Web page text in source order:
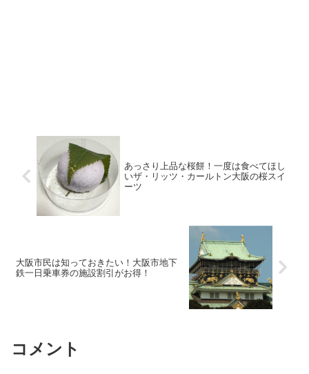
あっさり上品な桜餅！一度は食べてほし
いザ・リッツ・カールトン大阪の桜スイ
ーツ
大阪市民は知っておきたい！大阪市地下
鉄一日乗車券の施設割引がお得！
コメント